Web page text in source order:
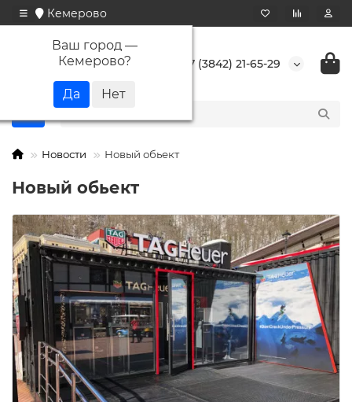
Кемерово
Ваш город —
Кемерово? +7 (3842) 21-65-29
Новости Новый обьект
Новый обьект